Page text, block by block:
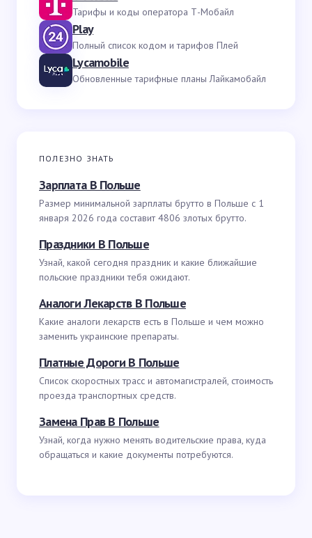
Тарифы и коды оператора Т-Мобайл
Play
Полный список кодом и тарифов Плей
Lycamobile
Обновленные тарифные планы Лайкамобайл
ПОЛЕЗНО ЗНАТЬ
Зарплата В Польше
Размер минимальной зарплаты брутто в Польше с 1
января 2026 года составит 4806 злотых брутто.
Праздники В Польше
Узнай, какой сегодня праздник и какие ближайшие
польские праздники тебя ожидают.
Аналоги Лекарств В Польше
Какие аналоги лекарств есть в Польше и чем можно
заменить украинские препараты.
Платные Дороги В Польше
Список скоростных трасс и автомагистралей, стоимость
проезда транспортных средств.
Замена Прав В Польше
Узнай, когда нужно менять водительские права, куда
обращаться и какие документы потребуются.